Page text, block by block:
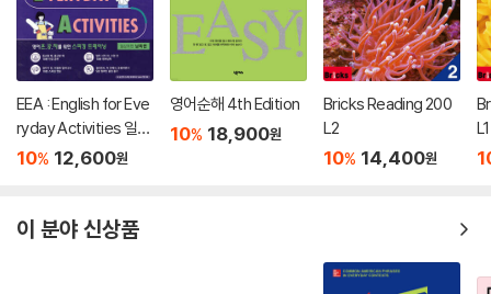
EEA : English for Eve
ryday Activities 일상
표현 낭독편
10% 12,600원
영어순해 4th Edition
10% 18,900원
Bricks Reading 200
L2
10% 14,400원
L1
이 분야 신상품